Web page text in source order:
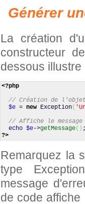
Générer
La création
constructeur
dessous illustre
<?php
// Création de l'objet
$e = new Exception(
// Affiche le
echo $e->getMessage( )
?>
Remarquez la
type
message
de code